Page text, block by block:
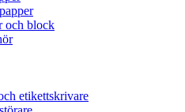
och block
etikettskrivare